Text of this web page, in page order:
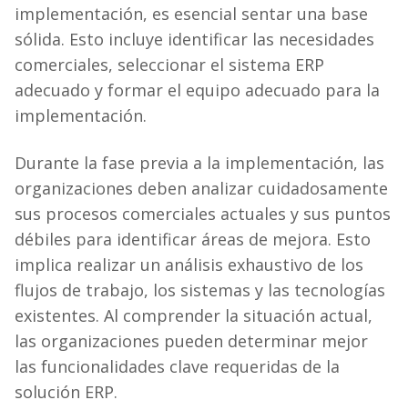
implementación, es esencial sentar una base
sólida. Esto incluye identificar las necesidades
comerciales, seleccionar el sistema ERP
adecuado y formar el equipo adecuado para la
implementación.
Durante la fase previa a la implementación, las
organizaciones deben analizar cuidadosamente
sus procesos comerciales actuales y sus puntos
débiles para identificar áreas de mejora. Esto
implica realizar un análisis exhaustivo de los
flujos de trabajo, los sistemas y las tecnologías
existentes. Al comprender la situación actual,
las organizaciones pueden determinar mejor
las funcionalidades clave requeridas de la
solución ERP.